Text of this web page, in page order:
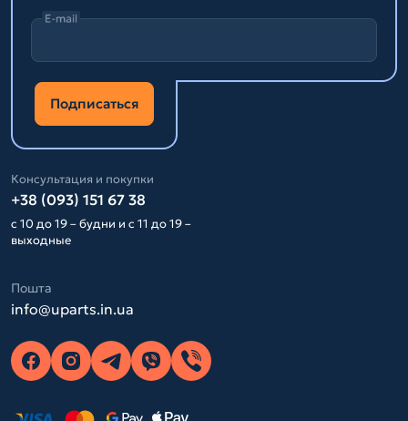
E-mail
Подписаться
Консультация и покупки
+38 (093) 151 67 38
с 10 до 19 – будни и с 11 до 19 –
выходные
Пошта
info@uparts.in.ua